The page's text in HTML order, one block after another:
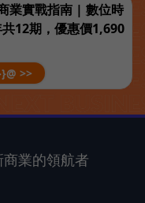
業實戰指南 | 數位時
12期，優惠價1,690
>>
商業的領航者